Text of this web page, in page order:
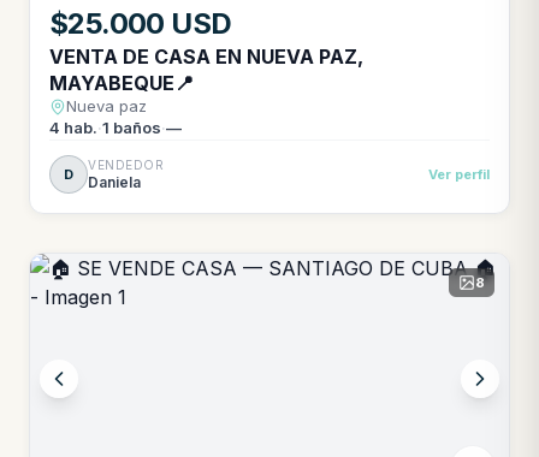
$25.000 USD
VENTA DE CASA EN NUEVA PAZ,
MAYABEQUE📍
Nueva paz
4 hab.·1 baños·—
D
VENDEDOR
Daniela Ver perfil
8